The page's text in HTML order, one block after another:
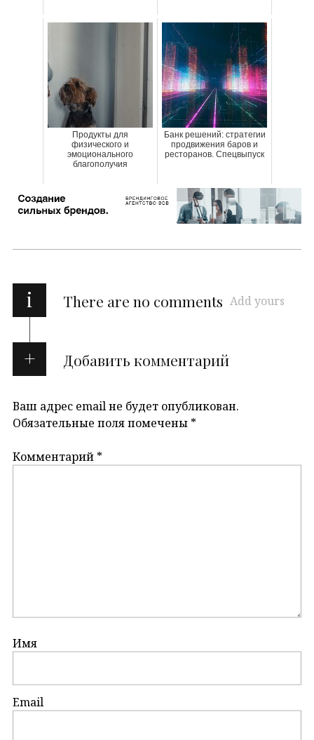
Продукты для
физического и
эмоционального
благополучия
Банк решений: стратегии
продвижения баров и
ресторанов. Спецвыпуск
i There are no comments Add yours
Добавить комментарий
Ваш адрес email не будет опубликован.
Обязательные поля помечены *
Комментарий *
Имя
Email